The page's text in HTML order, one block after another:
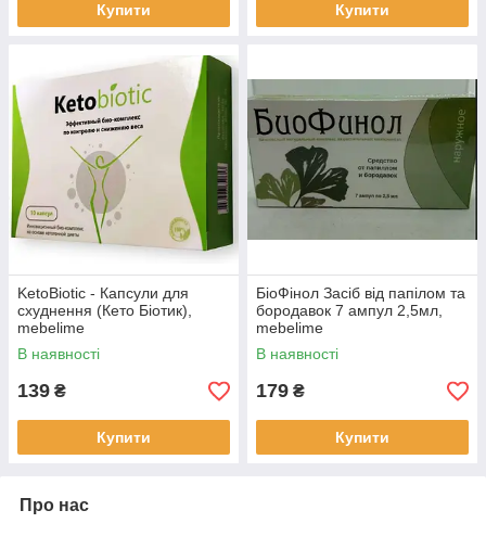
Купити Купити
KetoBiotic - Капсули для
схуднення (Кето Біотик),
mebelime
В наявності
139 ₴
Купити
БіоФінол Засіб від папілом та
бородавок 7 ампул 2,5мл,
mebelime
В наявності
179 ₴
Купити
Про нас